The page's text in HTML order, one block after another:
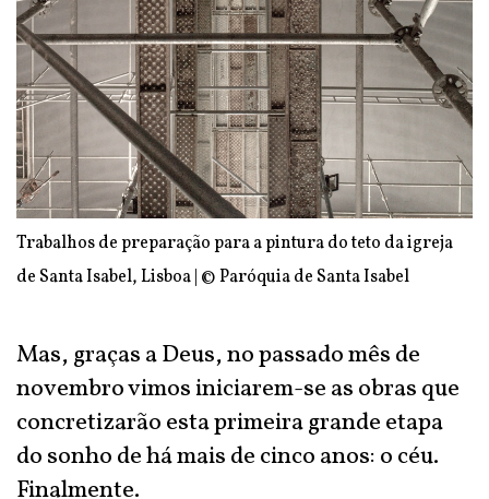
Trabalhos de preparação para a pintura do teto da igreja
de Santa Isabel, Lisboa | © Paróquia de Santa Isabel
Mas, graças a Deus, no passado mês de
novembro vimos iniciarem-se as obras que
concretizarão esta primeira grande etapa
do sonho de há mais de cinco anos: o céu.
Finalmente.